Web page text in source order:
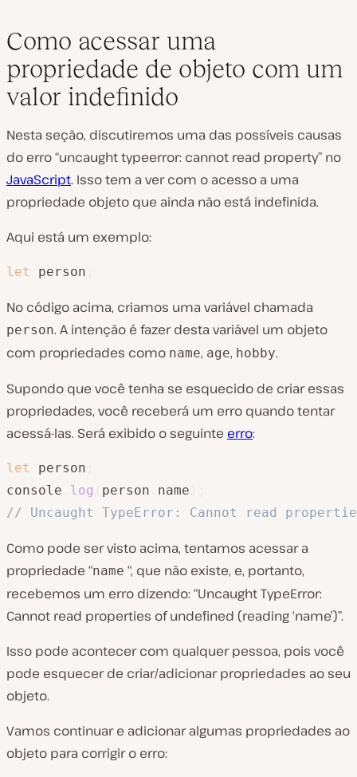
Como acessar uma
propriedade de objeto com um
valor indefinido
Nesta seção, discutiremos uma das possíveis causas
do erro “uncaught typeerror: cannot read property” no
JavaScript. Isso tem a ver com o acesso a uma
propriedade objeto que ainda não está indefinida.
Aqui está um exemplo:
let person
No código acima, criamos uma variável chamada
person. A intenção é fazer desta variável um objeto
com propriedades como name, age, hobby.
Supondo que você tenha se esquecido de criar essas
propriedades, você receberá um erro quando tentar
acessá-las. Será exibido o seguinte erro:
let person
console
log person name
// Uncaught TypeError: Cannot read
Como pode ser visto acima, tentamos acessar a
propriedade “name “, que não existe, e, portanto,
recebemos um erro dizendo: “Uncaught TypeError:
Cannot read properties of undefined (reading ‘name’)”.
Isso pode acontecer com qualquer pessoa, pois você
pode esquecer de criar/adicionar propriedades ao seu
objeto.
Vamos continuar e adicionar algumas propriedades ao
objeto para corrigir o erro: